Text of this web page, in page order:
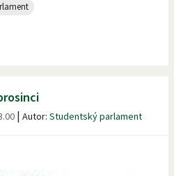
| Autor: Studentský parlament